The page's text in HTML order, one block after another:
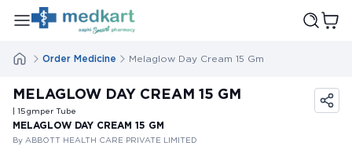
Order Medicine Melaglow Day Cream 15 Gm
MELAGLOW DAY CREAM 15 GM
| 15gmper Tube
MELAGLOW DAY CREAM 15 GM
By ABBOTT HEALTH CARE PRIVATE LIMITED